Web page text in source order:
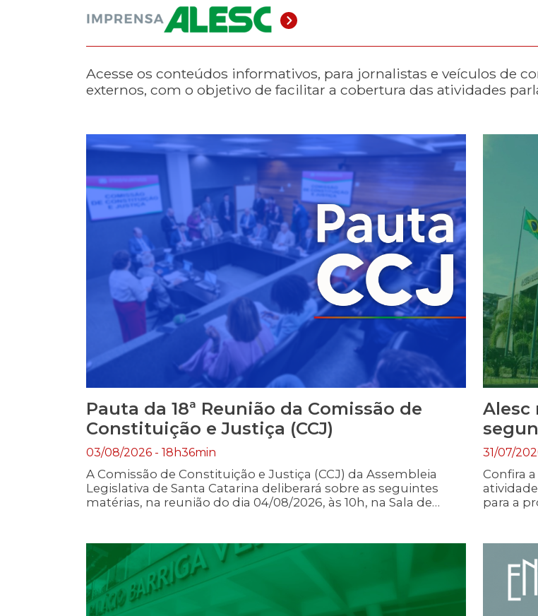
Acesse os conteúdos informativos, para jornalistas e veículos de
externos, com o objetivo de facilitar a cobertura das atividades
Pauta da 18ª Reunião da Comissão de
Constituição e Justiça (CCJ)
03/08/2026 - 18h36min
A Comissão de Constituição e Justiça (CCJ) da Assembleia
Legislativa de Santa Catarina deliberará sobre as seguintes
matérias, na reunião do dia 04/08/2026, às 10h, na Sala de
(MDB) O projeto determina a disponibilização de espaços
públicos de regulação […]
Alesc
31/07/
Confira
para a